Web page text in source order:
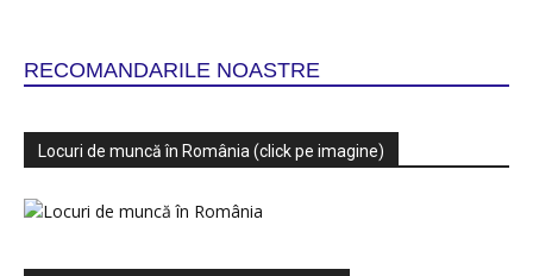
RECOMANDARILE NOASTRE
Locuri de muncă în România (click pe imagine)